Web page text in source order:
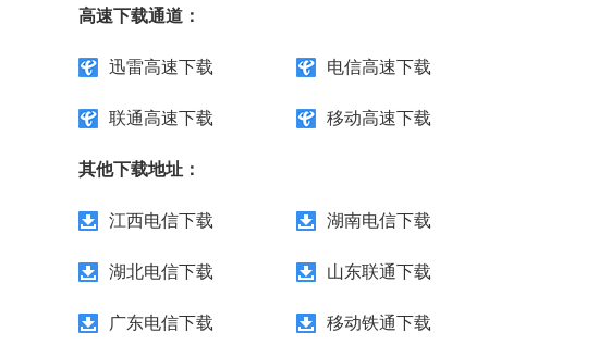
高速下载通道：
迅雷高速下载 电信高速下载
联通高速下载 移动高速下载
其他下载地址：
江西电信下载 湖南电信下载
湖北电信下载 山东联通下载
广东电信下载 移动铁通下载